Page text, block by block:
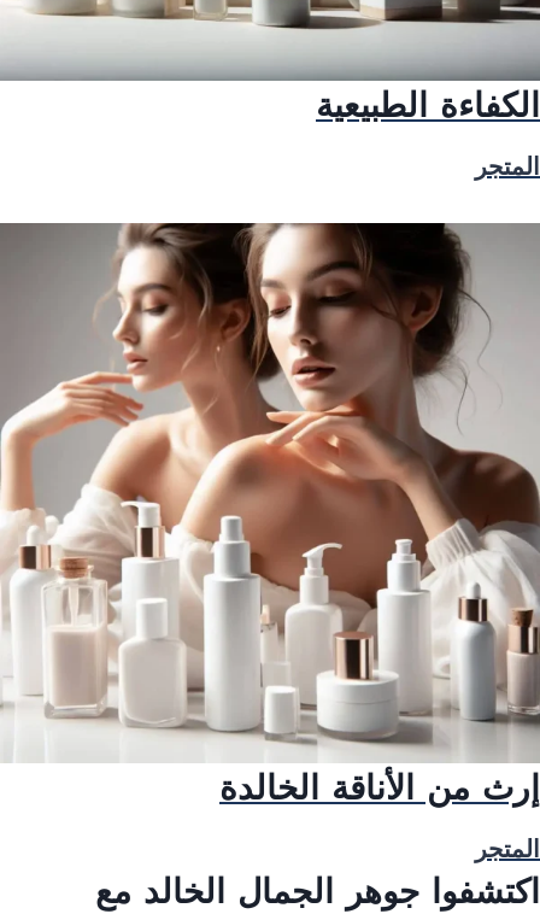
الكفاءة الطبيعية
المتجر
إرث من الأناقة الخالدة
المتجر
اكتشفوا جوهر الجمال الخالد مع